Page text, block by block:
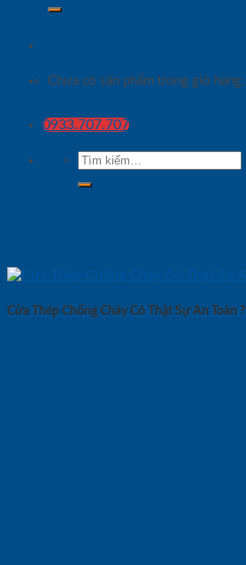
Chưa có sản phẩm trong giỏ hàng.
0933.707.707
Tìm
kiếm:
Cửa Thép Chống Cháy Có Thật Sự An Toàn ?